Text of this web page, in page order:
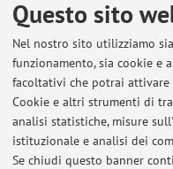
Questo sito
Nel nostro sito utilizziamo
funzionamento, sia cookie e
facoltativi che potrai
Cookie e altri strumenti di
analisi statistiche, misure
istituzionale e analisi dei
Se chiudi questo banner
Appelli d'esame
Elenco degli appelli
insegnamento. Per le
AlmaEsami.
78335 - DISCIPLINA
M